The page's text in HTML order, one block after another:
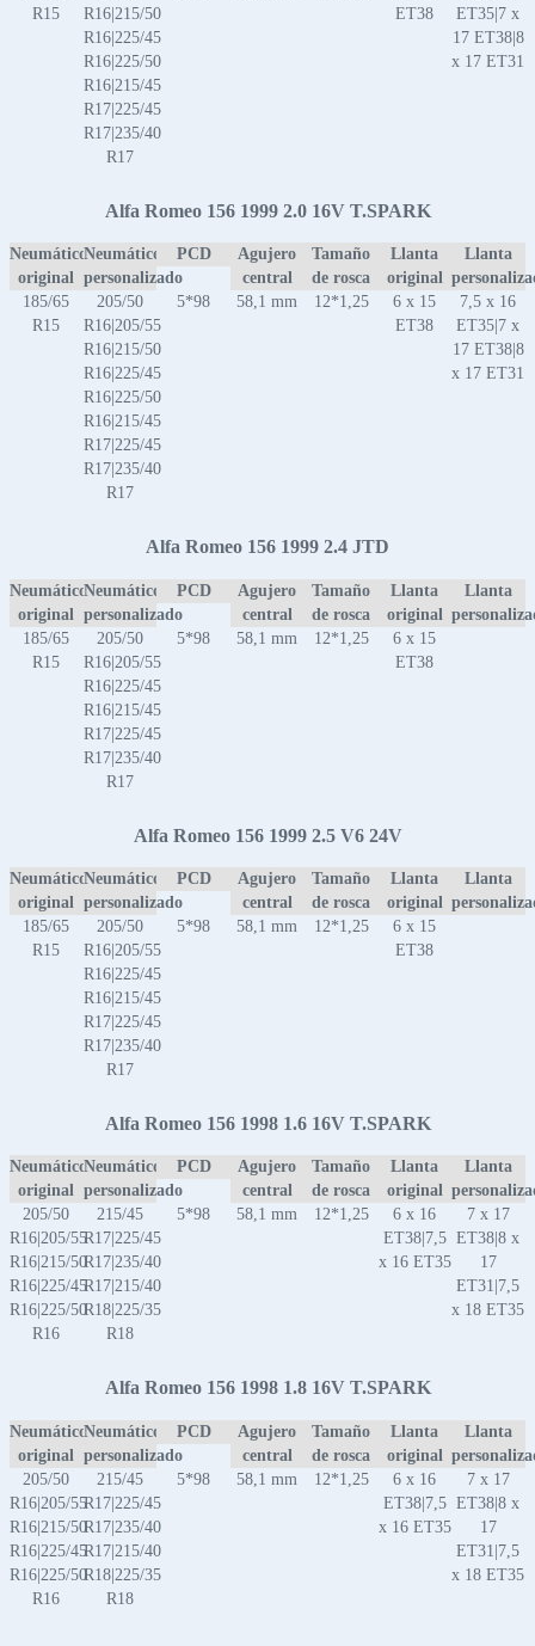
R15
R16|215/50
R16|225/45
R16|225/50
R16|215/45
R17|225/45
R17|235/40
R17
ET38
ET35|7 x
17 ET38|8
x 17 ET31
Alfa Romeo 156 1999 2.0 16V T.SPARK
Neumático
original
Neumático
personalizado
PCD
Agujero
central
Tamaño
de rosca
Llanta
original
Llanta
185/65
R15
205/50
R16|205/55
R16|215/50
R16|225/45
R16|225/50
R16|215/45
R17|225/45
R17|235/40
R17
5*98 58,1 mm 12*1,25
6 x 15
ET38
7,5 x 16
ET35|7 x
17 ET38|8
x 17 ET31
Alfa Romeo 156 1999 2.4 JTD
Neumático
original
Neumático
personalizado
PCD
Agujero
central
Tamaño
de rosca
Llanta
original
Llanta
185/65
R15
205/50
R16|205/55
R16|225/45
R16|215/45
R17|225/45
R17|235/40
R17
5*98 58,1 mm 12*1,25
6 x 15
ET38
Alfa Romeo 156 1999 2.5 V6 24V
Neumático
original
Neumático
personalizado
PCD
Agujero
central
Tamaño
de rosca
Llanta
original
Llanta
185/65
R15
205/50
R16|205/55
R16|225/45
R16|215/45
R17|225/45
R17|235/40
R17
5*98 58,1 mm 12*1,25
6 x 15
ET38
Alfa Romeo 156 1998 1.6 16V T.SPARK
Neumático
original
Neumático
personalizado
PCD
Agujero
central
Tamaño
de rosca
Llanta
original
Llanta
205/50
R16|205/55
R16|215/50
R16|225/45
R16|225/50
R16
215/45
R17|225/45
R17|235/40
R17|215/40
R18|225/35
R18
5*98 58,1 mm 12*1,25
6 x 16
ET38|7,5
x 16 ET35
7 x 17
ET38|8 x
17
ET31|7,5
x 18 ET35
Alfa Romeo 156 1998 1.8 16V T.SPARK
Neumático
original
Neumático
personalizado
PCD
Agujero
central
Tamaño
de rosca
Llanta
original
Llanta
205/50
R16|205/55
R16|215/50
R16|225/45
R16|225/50
R16
215/45
R17|225/45
R17|235/40
R17|215/40
R18|225/35
R18
5*98 58,1 mm 12*1,25
6 x 16
ET38|7,5
x 16 ET35
7 x 17
ET38|8 x
17
ET31|7,5
x 18 ET35